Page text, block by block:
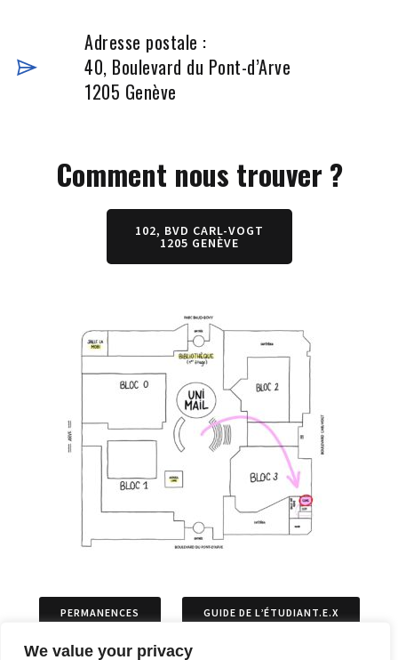
We value your privacy
Adresse postale :
40, Boulevard du Pont-d’Arve
1205 Genève
Comment nous trouver ?
102, BVD CARL-VOGT
1205 GENÈVE
PERMANENCES GUIDE DE L’ÉTUDIANT.E.X